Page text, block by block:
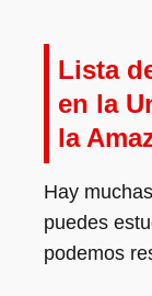
Lista
en la
la
Hay muchas
puedes
podemos